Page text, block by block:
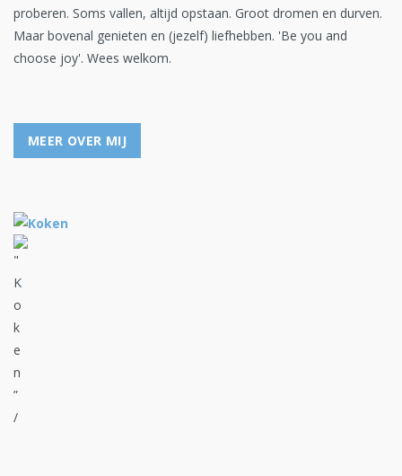
proberen. Soms vallen, altijd opstaan. Groot dromen en durven.
Maar bovenal genieten en (jezelf) liefhebben. 'Be you and
choose joy'. Wees welkom.
MEER OVER MIJ